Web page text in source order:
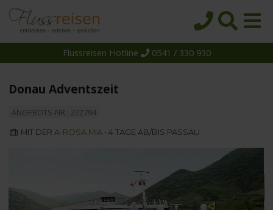
Über uns
Flussreisen Hotline 0541 / 330 930
Donau Adventszeit
ANGEBOTS-NR.: 222794
MIT DER A-ROSA MIA• 4 TAGE AB/BIS PASSAU